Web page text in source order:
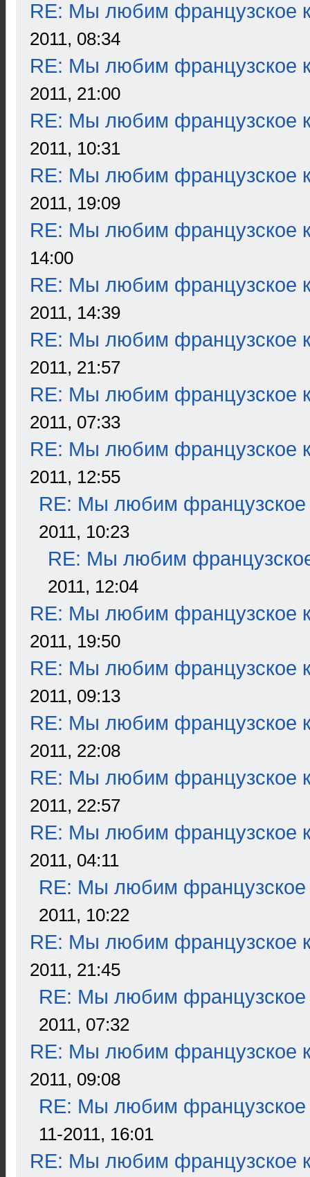
RE: Мы любим французское
2011, 08:34
RE: Мы любим французское
2011, 21:00
RE: Мы любим французское
2011, 10:31
RE: Мы любим французское
2011, 19:09
RE: Мы любим французское
14:00
RE: Мы любим французское
2011, 14:39
RE: Мы любим французское
2011, 21:57
RE: Мы любим французское
2011, 07:33
RE: Мы любим французское
2011, 12:55
RE: Мы любим французское
2011, 10:23
RE: Мы любим
2011, 12:04
RE: Мы любим французское
2011, 19:50
RE: Мы любим французское
2011, 09:13
RE: Мы любим французское
2011, 22:08
RE: Мы любим французское
2011, 22:57
RE: Мы любим французское
2011, 04:11
RE: Мы любим французское
2011, 10:22
RE: Мы любим французское
2011, 21:45
RE: Мы любим французское
2011, 07:32
RE: Мы любим французское
2011, 09:08
RE: Мы любим французское
11-2011, 16:01
RE: Мы любим французское